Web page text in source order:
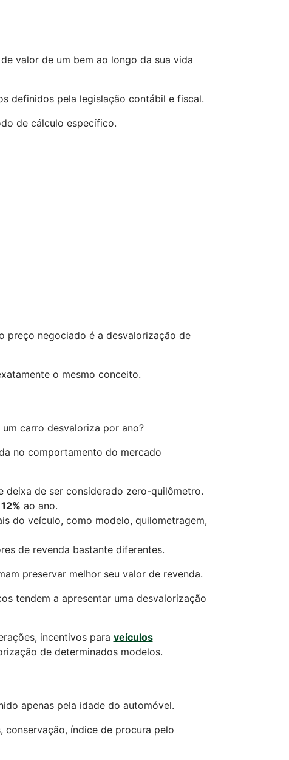
valor de um bem ao longo da sua vida
definidos pela legislação contábil e fiscal.
de cálculo específico.
preço negociado é a desvalorização de
o mesmo conceito.
carro desvaloriza por ano?
no comportamento do mercado
deixa de ser considerado zero-quilômetro.
ao ano.
do veículo, como modelo, quilometragem,
de revenda bastante diferentes.
preservar melhor seu valor de revenda.
tendem a apresentar uma desvalorização
incentivos para veículos
de determinados modelos.
apenas pela idade do automóvel.
conservação, índice de procura pelo